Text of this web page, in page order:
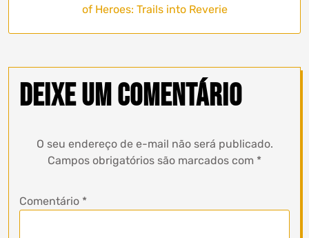
of Heroes: Trails into Reverie
Deixe um comentário
O seu endereço de e-mail não será publicado.
Campos obrigatórios são marcados com *
Comentário *